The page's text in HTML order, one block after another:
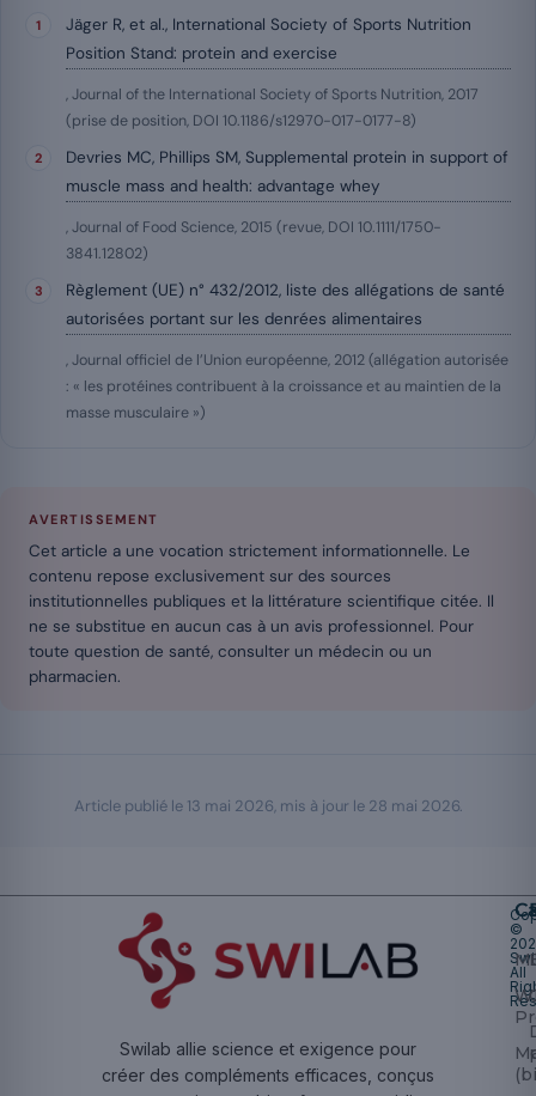
Jäger R, et al., International Society of Sports Nutrition
Position Stand: protein and exercise
, Journal of the International Society of Sports Nutrition, 2017
(prise de position, DOI 10.1186/s12970-017-0177-8)
Devries MC, Phillips SM, Supplemental protein in support of
muscle mass and health: advantage whey
, Journal of Food Science, 2015 (revue, DOI 10.1111/1750-
3841.12802)
Règlement (UE) n° 432/2012, liste des allégations de santé
autorisées portant sur les denrées alimentaires
, Journal officiel de l’Union européenne, 2012 (allégation autorisée
: « les protéines contribuent à la croissance et au maintien de la
masse musculaire »)
AVERTISSEMENT
Cet article a une vocation strictement informationnelle. Le
contenu repose exclusivement sur des sources
institutionnelles publiques et la littérature scientifique citée. Il
ne se substitue en aucun cas à un avis professionnel. Pour
toute question de santé, consulter un médecin ou un
pharmacien.
Article publié le 13 mai 2026, mis à jour le 28 mai 2026.
Swilab allie science et exigence pour
créer des compléments efficaces, conçus
©
All